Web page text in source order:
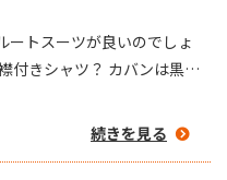
ートスーツが良いのでしょ
付きシャツ？ カバンは黒じ
方はどのような格好で参
続きを見る